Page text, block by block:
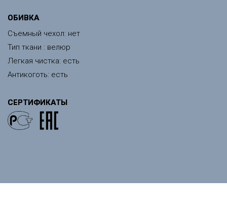
ОБИВКА
Съемный чехол: нет
Тип ткани : велюр
Легкая чистка: есть
Антикоготь: есть
СЕРТИФИКАТЫ